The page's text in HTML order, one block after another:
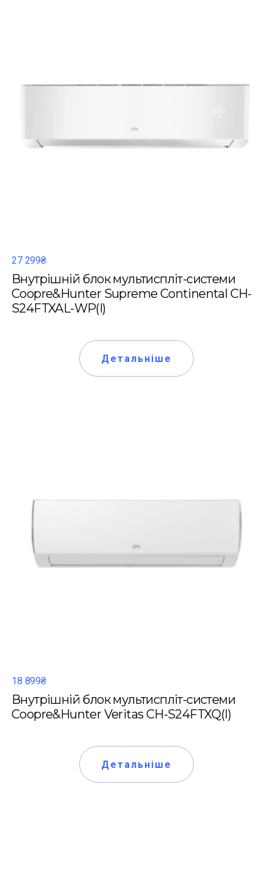
27 299₴
Внутрішній блок мультиспліт-системи
Coopre&Hunter Supreme Continental CH-
S24FTXAL-WP(I)
Детальніше
18 899₴
Внутрішній блок мультиспліт-системи
Coopre&Hunter Veritas CH-S24FTXQ(I)
Детальніше